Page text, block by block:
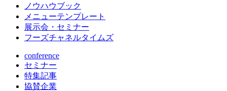
ノウハウブック
メニューテンプレート
展示会・セミナー
フーズチャネルタイムズ
conference
セミナー
特集記事
協賛企業